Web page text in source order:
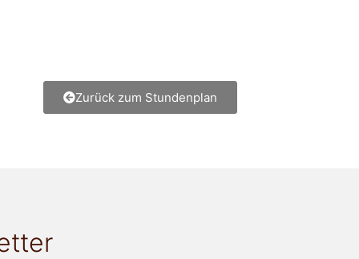
Zurück zum Stundenplan